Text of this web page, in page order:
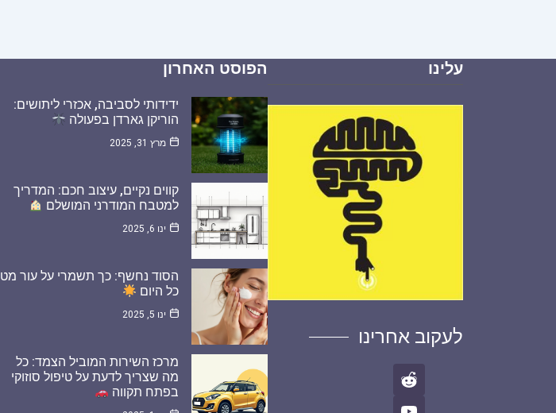
עלינו
לעקוב אחרינו
הפוסט האחרון
ידידותי לסביבה, אכזרי ליתושים:
הוריקן גארדן בפעולה
מרץ 31, 2025
קווים נקיים, עיצוב חכם: המדריך
למטבח המודרני המושלם
ינו 6, 2025
הסוד נחשף: כך תשמרי על עור מט
כל היום
ינו 5, 2025
מרכז השירות המוביל הצמד: כל
מה שצריך לדעת על טיפול סוזוקי
בפתח תקווה